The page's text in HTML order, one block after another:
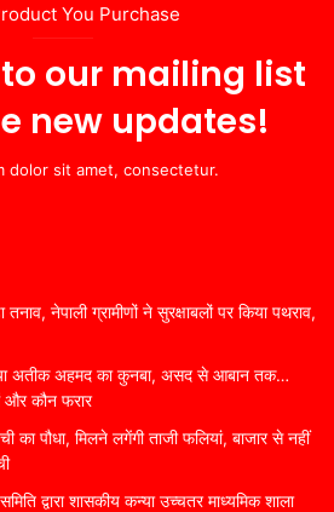
You Purchase
our mailing list
new updates!
dolor sit amet, consectetur.
तनाव, नेपाली ग्रामीणों ने सुरक्षाबलों पर किया पथराव,
अतीक अहमद का कुनबा, असद से आबान तक…
और कौन फरार
का पौधा, मिलने लगेंगी ताजी फलियां, बाजार से नहीं
द्वारा शासकीय कन्या उच्चतर माध्यमिक शाला